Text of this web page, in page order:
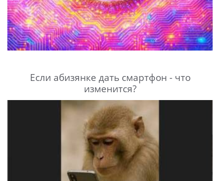
Если абизянке дать смартфон - что
изменится?